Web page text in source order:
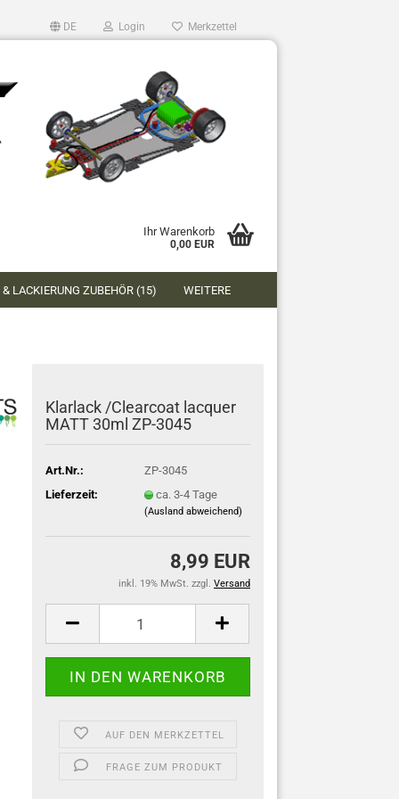
DE Login Merkzettel
Ihr Warenkorb
0,00 EUR
LACKIERUNG ZUBEHÖR (15) WEITERE
Klarlack /Clearcoat lacquer
MATT 30ml ZP-3045
Art.Nr.:
ZP-3045
Lieferzeit:
ca. 3-4 Tage
(Ausland abweichend)
8,99 EUR
inkl. 19% MwSt. zzgl. Versand
AUF DEN MERKZETTEL
FRAGE ZUM PRODUKT